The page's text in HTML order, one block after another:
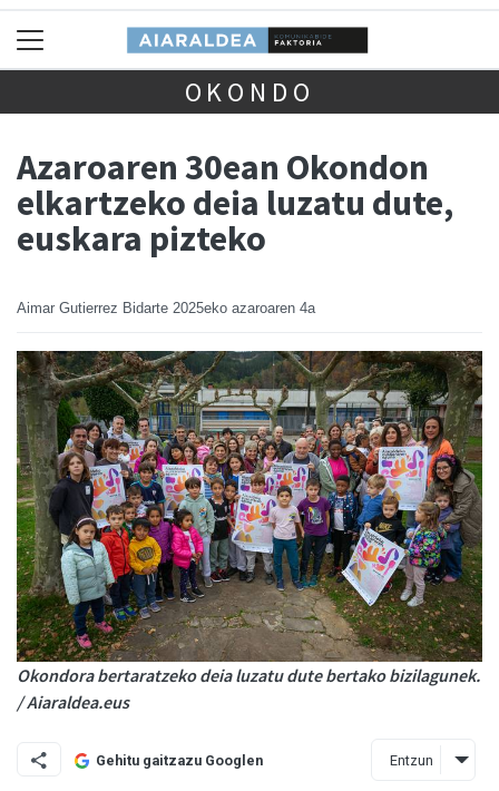
OKONDO
Azaroaren 30ean Okondon
elkartzeko deia luzatu dute,
euskara pizteko
Aimar Gutierrez Bidarte 2025eko azaroaren 4a
Okondora bertaratzeko deia luzatu dute bertako bizilagunek.
/ Aiaraldea.eus
Gehitu gaitzazu Googlen Entzun